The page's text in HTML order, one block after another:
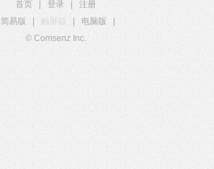
首页 登录
注册
简易版
触屏版 电脑版
© Comsenz Inc.